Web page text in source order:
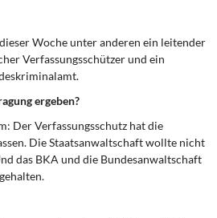
Woche unter anderen ein leitender
Verfassungsschützer und ein
ergeben?
Der Verfassungsschutz hat die
Die Staatsanwaltschaft wollte nicht
das BKA und die Bundesanwaltschaft